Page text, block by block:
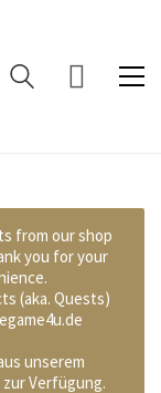
from our shop
you for your
(aka. Quests)
unserem
Verfügung.